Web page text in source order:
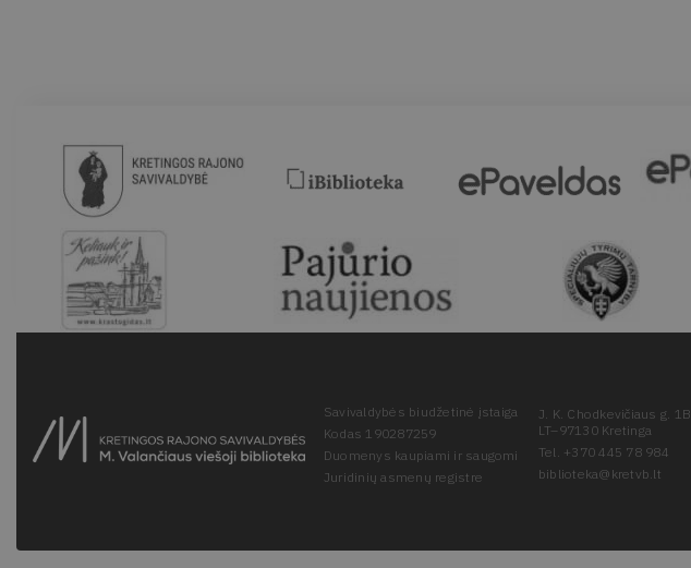
Savivaldybės biudžetinė įstaiga
Kodas 190287259
Duomenys kaupiami ir saugomi
Juridinių asmenų registre
J. K. Chodkevičiaus g. 1B,
LT–97130 Kretinga
Tel. +370 445 78 984
biblioteka@kretvb.lt